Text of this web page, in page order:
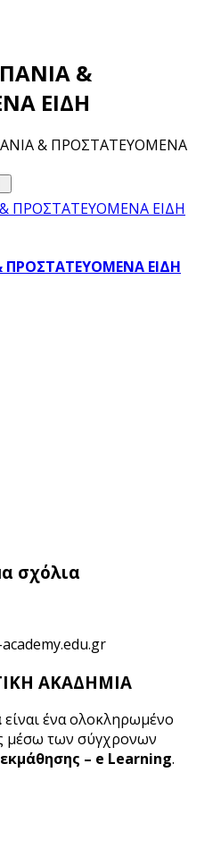
&
ΕΙΔΗ
& ΠΡΟΣΤΑΤΕΥΟΜΕΝΑ
ΠΡΟΣΤΑΤΕΥΟΜΕΝΑ ΕΙΔΗ
σχόλια
ΑΚΑΔΗΜΙΑ
είναι ένα ολοκληρωμένο
μέσω των σύγχρονων
– e Learning.